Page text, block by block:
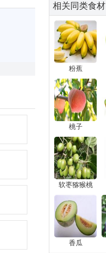
相关同类食材
粉蕉
桃子
软枣猕猴桃
香瓜